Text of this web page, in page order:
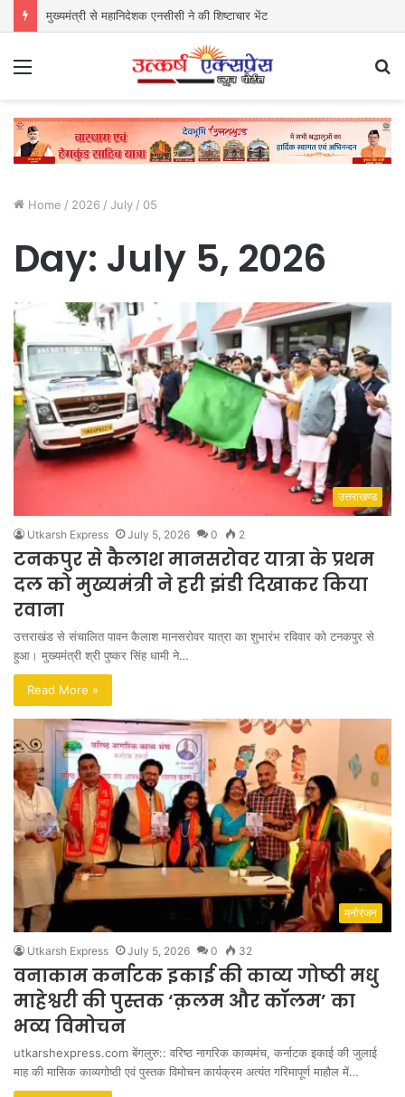
मुख्यमंत्री से महानिदेशक एनसीसी ने की शिष्टाचार भेंट
Home / 2026 / July / 05
Day: July 5, 2026
उत्तराखण्ड
Utkarsh Express July 5, 2026 0 2
टनकपुर से कैलाश मानसरोवर यात्रा के प्रथम
दल को मुख्यमंत्री ने हरी झंडी दिखाकर किया
रवाना
उत्तराखंड से संचालित पावन कैलाश मानसरोवर यात्रा का शुभारंभ रविवार को टनकपुर से
हुआ। मुख्यमंत्री श्री पुष्कर सिंह धामी ने…
Read More »
मनोरंजन
Utkarsh Express July 5, 2026 0 32
वनाकाम कर्नाटक इकाई की काव्य गोष्ठी मधु
माहेश्वरी की पुस्तक ‘क़लम और कॉलम’ का
भव्य विमोचन
utkarshexpress.com बेंगलुरु:: वरिष्ठ नागरिक काव्यमंच, कर्नाटक इकाई की जुलाई
माह की मासिक काव्यगोष्ठी एवं पुस्तक विमोचन कार्यक्रम अत्यंत गरिमापूर्ण माहौल में…